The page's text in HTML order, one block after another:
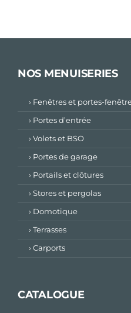
NOS MENUISERIES
› Fenêtres et portes-
› Portes d’entrée
› Volets et BSO
› Portes de garage
› Portails et clôtures
› Stores et pergolas
› Domotique
› Terrasses
› Carports
CATALOGUE